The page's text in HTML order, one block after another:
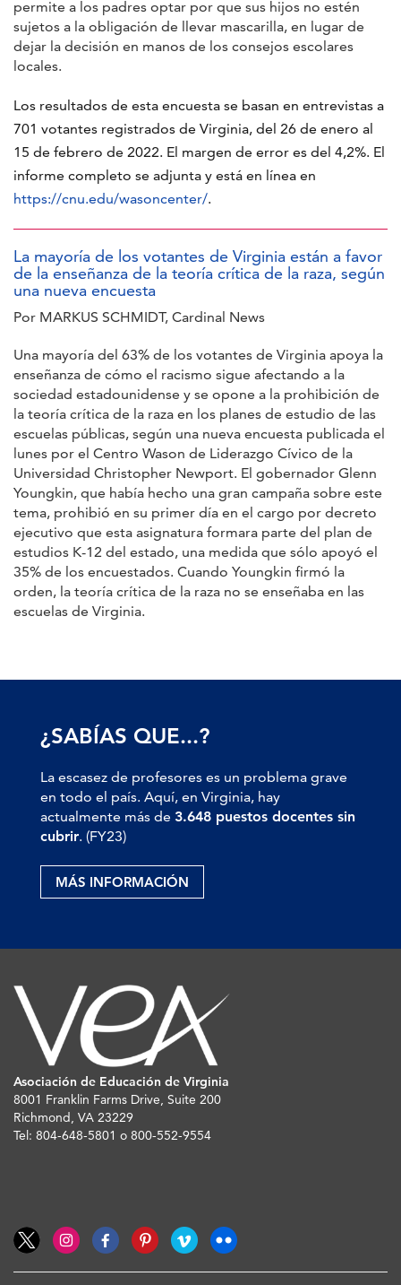
permite a los padres optar por que sus hijos no estén
sujetos a la obligación de llevar mascarilla, en lugar de
dejar la decisión en manos de los consejos escolares
locales.
Los resultados de esta encuesta se basan en entrevistas a
701 votantes registrados de Virginia, del 26 de enero al
15 de febrero de 2022. El margen de error es del 4,2%. El
informe completo se adjunta y está en línea en
https://cnu.edu/wasoncenter/.
La mayoría de los votantes de Virginia están a favor
de la enseñanza de la teoría crítica de la raza, según
una nueva encuesta
Por MARKUS SCHMIDT, Cardinal News
Una mayoría del 63% de los votantes de Virginia apoya la
enseñanza de cómo el racismo sigue afectando a la
sociedad estadounidense y se opone a la prohibición de
la teoría crítica de la raza en los planes de estudio de las
escuelas públicas, según una nueva encuesta publicada el
lunes por el Centro Wason de Liderazgo Cívico de la
Universidad Christopher Newport. El gobernador Glenn
Youngkin, que había hecho una gran campaña sobre este
tema, prohibió en su primer día en el cargo por decreto
ejecutivo que esta asignatura formara parte del plan de
estudios K-12 del estado, una medida que sólo apoyó el
35% de los encuestados. Cuando Youngkin firmó la
orden, la teoría crítica de la raza no se enseñaba en las
escuelas de Virginia.
¿SABÍAS QUE...?
La escasez de profesores es un problema grave
en todo el país. Aquí, en Virginia, hay
actualmente más de 3.648 puestos docentes sin
cubrir. (FY23)
MÁS INFORMACIÓN
Asociación de Educación de Virginia
8001 Franklin Farms Drive, Suite 200
Richmond, VA 23229
Tel: 804-648-5801 o 800-552-9554